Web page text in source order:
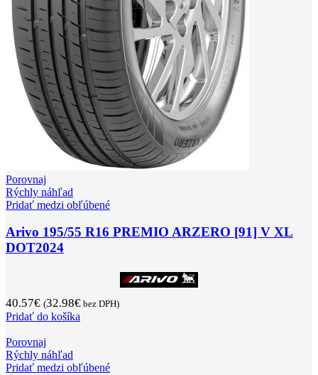
Porovnaj
Rýchly náhľad
Pridať medzi obľúbené
Arivo 195/55 R16 PREMIO ARZERO [91] V XL
DOT2024
40.57€ (32.98€ bez DPH)
Pridať do košíka
Porovnaj
Rýchly náhľad
Pridať medzi obľúbené